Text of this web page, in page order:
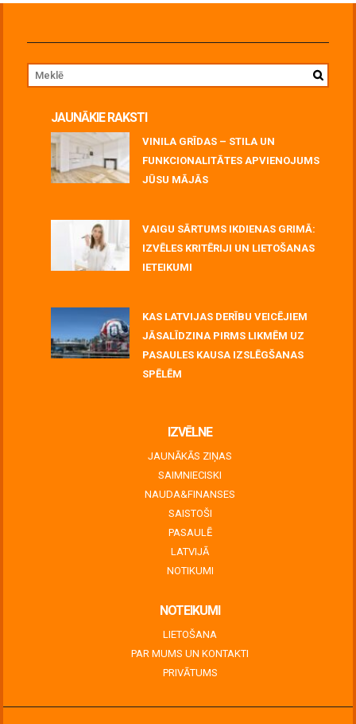
JAUNĀKIE RAKSTI
VINILA GRĪDAS – STILA UN
FUNKCIONALITĀTES APVIENOJUMS
JŪSU MĀJĀS
VAIGU SĀRTUMS IKDIENAS GRIMĀ:
IZVĒLES KRITĒRIJI UN LIETOŠANAS
IETEIKUMI
KAS LATVIJAS DERĪBU VEICĒJIEM
JĀSALĪDZINA PIRMS LIKMĒM UZ
PASAULES KAUSA IZSLĒGŠANAS
SPĒLĒM
IZVĒLNE
JAUNĀKĀS ZIŅAS
SAIMNIECISKI
NAUDA&FINANSES
SAISTOŠI
PASAULĒ
LATVIJĀ
NOTIKUMI
NOTEIKUMI
LIETOŠANA
PAR MUMS UN KONTAKTI
PRIVĀTUMS